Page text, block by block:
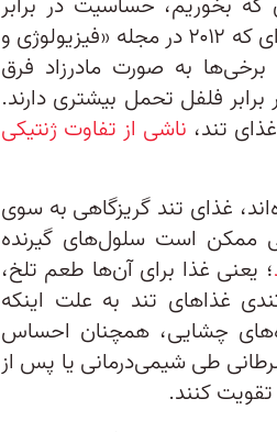
بخوریم، حساسیت در برابر
. اما طبق مطالعه‌ای که ۲۰۱۲ در مجله «فیزیولوژی و
به صورت مادرزاد فرق
فلفل تحمل بیشتری دارند.
تند، ناشی از تفاوت ژنتیکی
غذای تند گریزگاهی به سوی
ممکن است سلول‌های گیرنده
؛ یعنی غذا برای آن‌ها طعم تلخ‌،
غذاهای تند به علت اینکه
چشایی، همچنان احساس
طی شیمی‌درمانی یا پس از
کنند.